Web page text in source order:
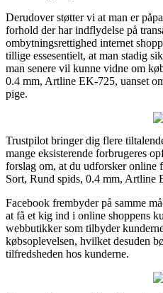
Derudover støtter vi at man er
forhold der har indflydelse på
ombytningsrettighed internet
tillige essesentielt, at man stadig
man senere vil kunne vidne om
0.4 mm, Artline EK-725, uanset
pige.
Trustpilot bringer dig flere
mange eksisterende forbrugeres
forslag om, at du udforsker online
Sort, Rund spids, 0.4 mm, Artline
Facebook frembyder på samme
at få et kig ind i online shoppens
webbutikker som tilbyder
købsoplevelsen, hvilket desuden
tilfredsheden hos kunderne.